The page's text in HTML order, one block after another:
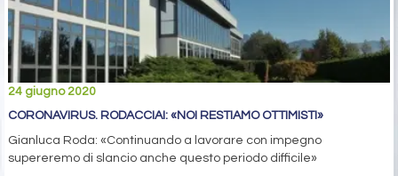
24 giugno 2020
CORONAVIRUS. RODACCIAI: «NOI RESTIAMO OTTIMISTI»
Gianluca Roda: «Continuando a lavorare con impegno
supereremo di slancio anche questo periodo difficile»